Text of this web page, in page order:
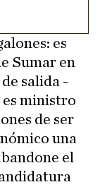
es
Sumar en
salida -
es ministro
de ser
una
el